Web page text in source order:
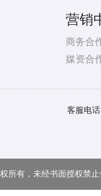
营销
商务合
媒资合
客服电
权所有，未经书面授权